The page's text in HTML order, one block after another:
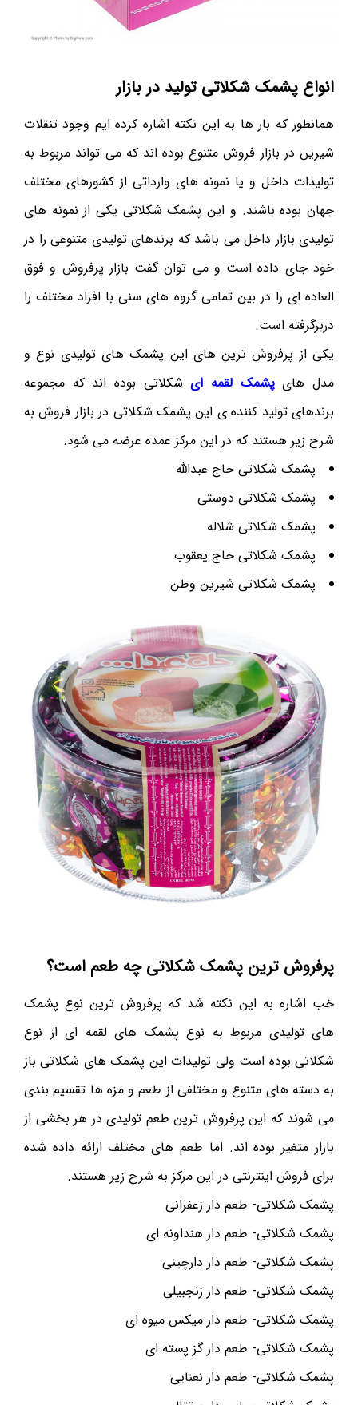
انواع پشمک شکلاتی تولید در بازار
همانطور که بار ها به این نکته اشاره کرده ایم وجود تنقلات
شیرین در بازار فروش متنوع بوده اند که می تواند مربوط به
تولیدات داخل و یا نمونه های وارداتی از کشورهای مختلف
جهان بوده باشند. و این پشمک شکلاتی یکی از نمونه های
تولیدی بازار داخل می باشد که برندهای تولیدی متنوعی را در
خود جای داده است و می توان گفت بازار پرفروش و فوق
العاده ای را در بین تمامی گروه های سنی با افراد مختلف را
دربرگرفته است.
یکی از پرفروش ترین های این پشمک های تولیدی نوع و
مدل هایپشمک لقمه ایشکلاتی بوده اند که مجموعه
برندهای تولید کننده ی این پشمک شکلاتی در بازار فروش به
شرح زیر هستند که در این مرکز عمده عرضه می شود.
پشمک شکلاتی حاج عبدالله
پشمک شکلاتی دوستی
پشمک شکلاتی شلاله
پشمک شکلاتی حاج یعقوب
پشمک شکلاتی شیرین وطن
پرفروش ترین پشمک شکلاتی چه طعم است؟
خب اشاره به این نکته شد که پرفروش ترین نوع پشمک
های تولیدی مربوط به نوع پشمک های لقمه ای از نوع
شکلاتی بوده است ولی تولیدات این پشمک های شکلاتی باز
به دسته های متنوع و مختلفی از طعم و مزه ها تقسیم بندی
می شوند که این پرفروش ترین طعم تولیدی در هر بخشی از
بازار متغیر بوده اند. اما طعم های مختلف ارائه داده شده
برای فروش اینترنتی در این مرکز به شرح زیر هستند.
پشمک شکلاتی- طعم دار زعفرانی
پشمک شکلاتی- طعم دار هنداونه ای
پشمک شکلاتی- طعم دار دارچینی
پشمک شکلاتی- طعم دار زنجبیلی
پشمک شکلاتی- طعم دار میکس میوه ای
پشمک شکلاتی- طعم دار گز پسته ای
پشمک شکلاتی- طعم دار نعنایی